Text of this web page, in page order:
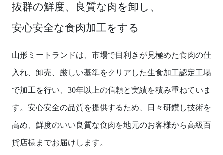
抜群の鮮度、良質な肉を卸し、
安心安全な食肉加工をする
山形ミートランドは、市場で目利きが見極めた食肉の仕
入れ、卸売、厳しい基準をクリアした生食加工認定工場
で加工を行い、30年以上の信頼と実績を積み重ねていま
す。安心安全の品質を提供するため、日々研鑽し技術を
高め、鮮度のいい良質な食肉を地元のお客様から高級百
貨店様までお届けします。